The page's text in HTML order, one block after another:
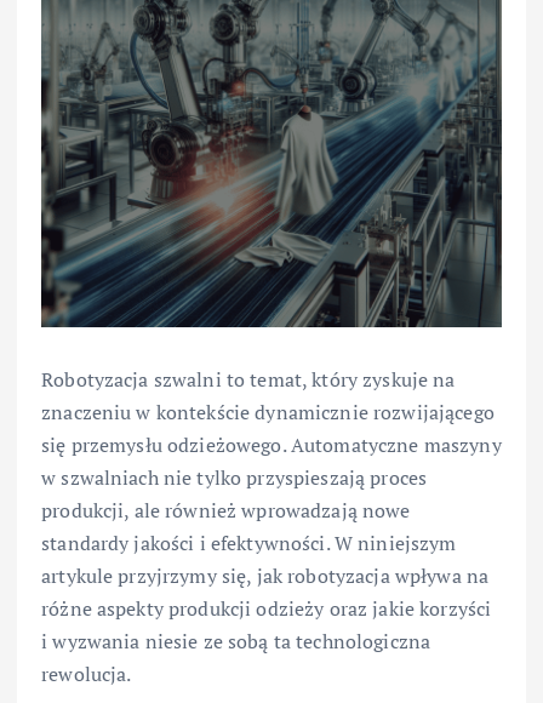
Robotyzacja szwalni to temat, który zyskuje na
znaczeniu w kontekście dynamicznie rozwijającego
się przemysłu odzieżowego. Automatyczne maszyny
w szwalniach nie tylko przyspieszają proces
produkcji, ale również wprowadzają nowe
standardy jakości i efektywności. W niniejszym
artykule przyjrzymy się, jak robotyzacja wpływa na
różne aspekty produkcji odzieży oraz jakie korzyści
i wyzwania niesie ze sobą ta technologiczna
rewolucja.